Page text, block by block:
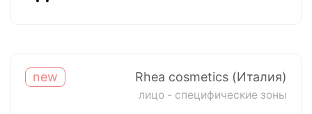
new Rhea cosmetics (Италия)
лицо - специфические зоны